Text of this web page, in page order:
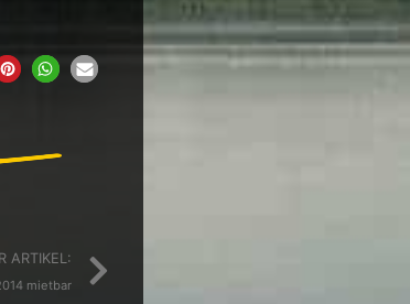
ARTIKEL:
mietbar